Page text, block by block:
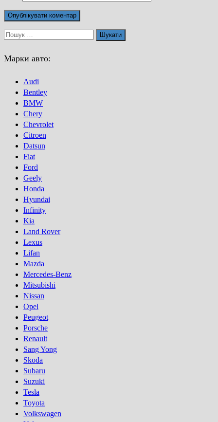
Пошук:
Марки авто:
Audi
Bentley
BMW
Chery
Chevrolet
Citroen
Datsun
Fiat
Ford
Geely
Honda
Hyundai
Infinity
Kia
Land Rover
Lexus
Lifan
Mazda
Mercedes-Benz
Mitsubishi
Nissan
Opel
Peugeot
Porsсhe
Renault
Sang Yong
Skoda
Subaru
Suzuki
Tesla
Toyota
Volkswagen